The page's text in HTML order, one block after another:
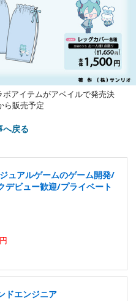
ボアイテムがアベイルで発売決
ら販売予定
へ戻る
ュアルゲームのゲーム開発/
デビュー歓迎/プライベート
ドエンジニア